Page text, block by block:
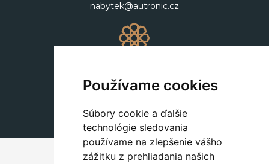
Používame cookies
Súbory cookie a ďalšie
technológie sledovania
používame na zlepšenie vášho
zážitku z prehliadania našich
nabytek@autronic.cz
+420 311 604 182
dekorace@autronic.cz